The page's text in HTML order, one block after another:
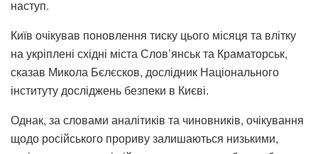
наступ.
Київ очікував поновлення тиску цього місяця та влітку
на укріплені східні міста Слов’янськ та Краматорськ,
сказав Микола Бєлєсков, дослідник Національного
інституту досліджень безпеки в Києві.
Однак, за словами аналітиків та чиновників, очікування
щодо російського прориву залишаються низькими,